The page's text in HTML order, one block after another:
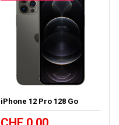
iPhone 12 Pro 128 Go